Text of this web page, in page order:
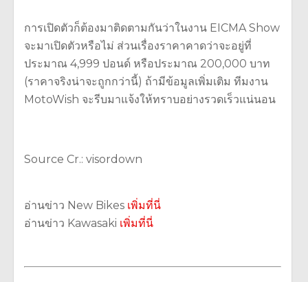
การเปิดตัวก็ต้องมาติดตามกันว่าในงาน EICMA Show
จะมาเปิดตัวหรือไม่ ส่วนเรื่องราคาคาดว่าจะอยู่ที่
ประมาณ 4,999 ปอนด์ หรือประมาณ 200,000 บาท
(ราคาจริงน่าจะถูกกว่านี้) ถ้ามีข้อมูลเพิ่มเติม ทีมงาน
MotoWish จะรีบมาแจ้งให้ทราบอย่างรวดเร็วแน่นอน
Source Cr.: visordown
อ่านข่าว New Bikes เพิ่มที่นี่
อ่านข่าว Kawasaki เพิ่มที่นี่